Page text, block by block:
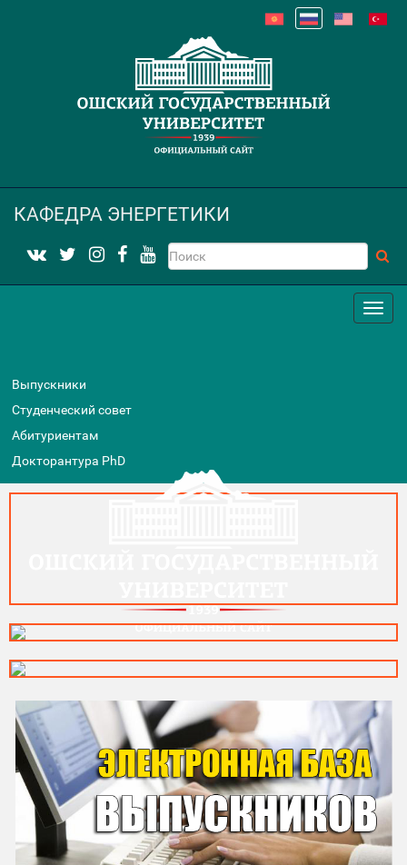
КАФЕДРА ЭНЕРГЕТИКИ
Выпускники
Студенческий совет
Абитуриентам
Докторантура PhD